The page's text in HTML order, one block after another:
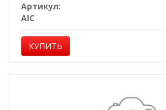
Артикул:
AIC
КУПИТЬ